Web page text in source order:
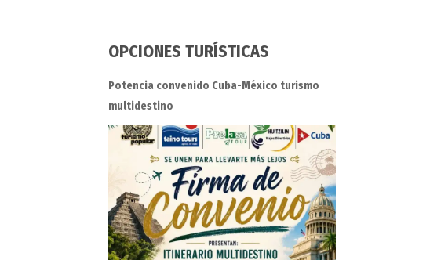
OPCIONES TURÍSTICAS
Potencia convenido Cuba-México turismo
multidestino